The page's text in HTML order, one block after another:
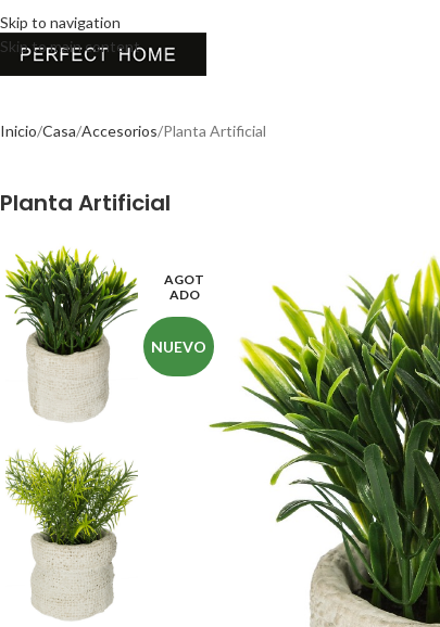
Skip to navigation
Skip to main content
Inicio Casa Accesorios Planta Artificial
Planta Artificial
AGOT
ADO
NUEVO